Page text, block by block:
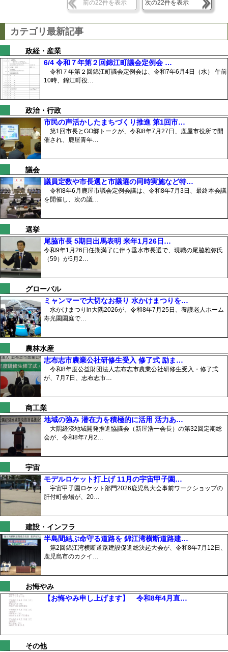
前の22件を表示 次の22件を表示
カテゴリ最新記事
政経・産業
6/4 令和７年第２回錦江町議会定例会 …
令和７年第２回錦江町議会定例会は、令和7年6月4日（水） 午前
10時、錦江町役…
政治・行政
市民の声活かしたまちづくり推進 第1回市…
第1回市長とGO郷トークが、令和8年7月27日、鹿屋市役所で開
催され、鹿屋青年…
議会
議員定数や市長選と市議選の同時実施など特…
令和8年6月鹿屋市議会定例会議は、令和8年7月3日、最終本会議
を開催し、次の議…
選挙
尾脇市長 5期目出馬表明 来年1月26日…
令和9年1月26日任期満了に伴う垂水市長選で、現職の尾脇雅弥氏
（59）が5月2…
グローバル
ミャンマーで大切なお祭り 水かけまつりを…
水かけまつりin大隅2026が、令和8年7月25日、養護老人ホーム
寿光園園庭で…
農林水産
志布志市農業公社研修生受入 修了式 励ま…
令和8年度公益財団法人志布志市農業公社研修生受入・修了式
が、7月7日、志布志市…
商工業
地域の強み 潜在力を積極的に活用 活力あ…
大隅経済地域開発推進協議会（新屋浩一会長）の第32回定期総
会が、令和8年7月2…
宇宙
モデルロケット打上げ 11月の宇宙甲子園…
宇宙甲子園ロケット部門2026鹿児島大会事前ワークショップの
肝付町会場が、20…
建設・インフラ
半島間結ぶ命守る道路を 錦江湾横断道路建…
第2回錦江湾横断道路建設促進総決起大会が、令和8年7月12日、
鹿児島市のカクイ…
お悔やみ
【お悔やみ申し上げます】 令和8年4月直…
その他